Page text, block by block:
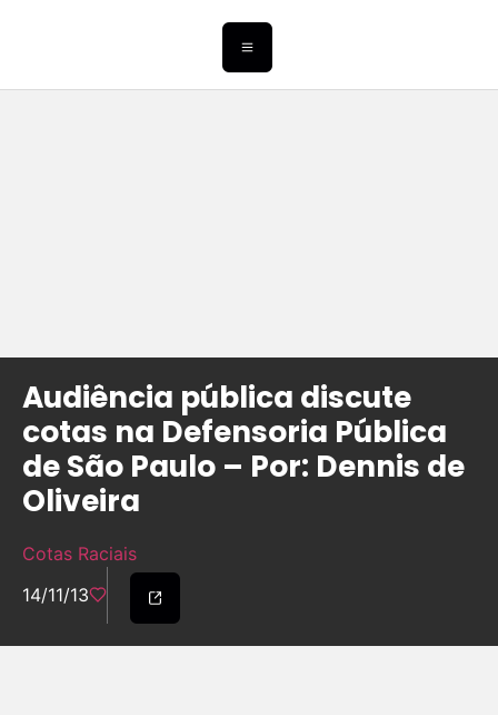
Audiência pública discute
cotas na Defensoria Pública
de São Paulo – Por: Dennis de
Oliveira
Cotas Raciais
14/11/13